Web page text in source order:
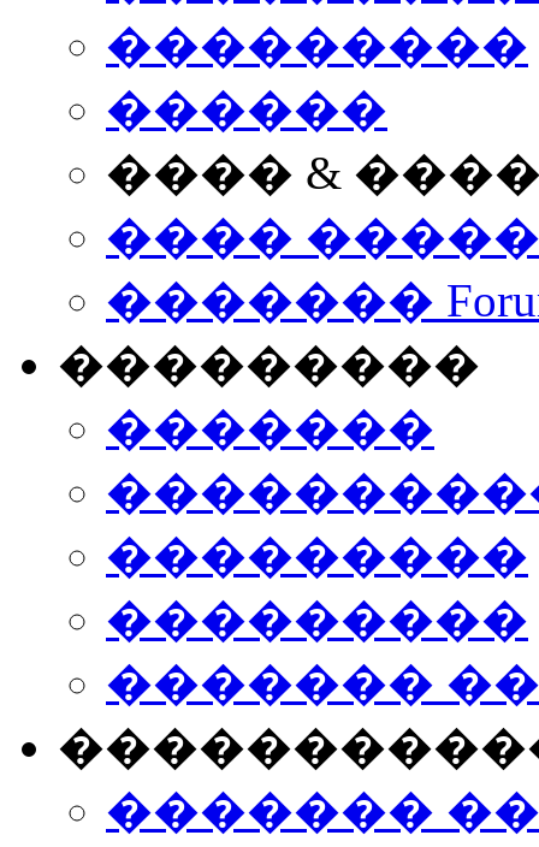
���������
������
���� &
����
�������
���������
�������
���������
���������
�������
�������